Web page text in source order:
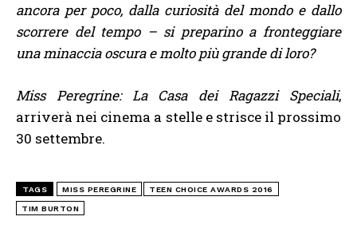
ancora per poco, dalla curiosità del mondo e dallo
scorrere del tempo – si preparino a fronteggiare
una minaccia oscura e molto più grande di loro?
Miss Peregrine: La Casa dei Ragazzi Speciali,
arriverà nei cinema a stelle e strisce il prossimo
30 settembre.
TAGS MISS PEREGRINE TEEN CHOICE AWARDS 2016
TIM BURTON